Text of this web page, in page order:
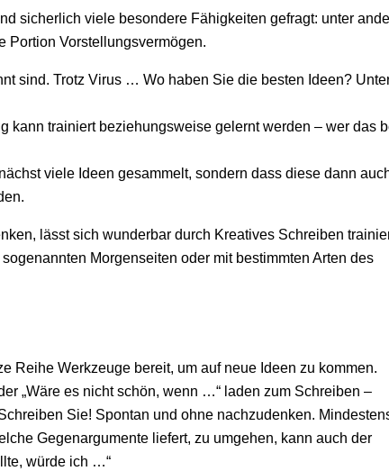
sicherlich viele besondere Fähigkeiten gefragt: unter
Portion Vorstellungsvermögen.
sind. Trotz Virus … Wo haben Sie die besten Ideen?
kann trainiert beziehungsweise gelernt werden – wer das
viele Ideen gesammelt, sondern dass diese dann
lässt sich wunderbar durch Kreatives Schreiben
Morgenseiten oder mit bestimmten Arten des
Reihe Werkzeuge bereit, um auf neue Ideen zu kommen.
„Wäre es nicht schön, wenn …“ laden zum Schreiben –
Sie! Spontan und ohne nachzudenken.
Gegenargumente liefert, zu umgehen, kann auch der
würde ich …“